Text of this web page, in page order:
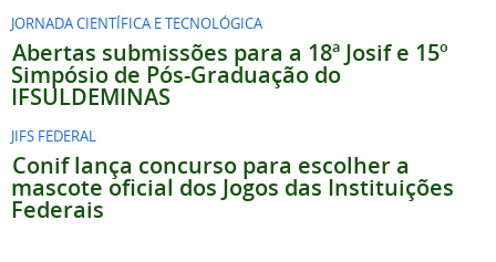
JORNADA CIENTÍFICA E TECNOLÓGICA
Abertas submissões para a 18ª Josif e 15º
Simpósio de Pós-Graduação do
IFSULDEMINAS
JIFS FEDERAL
Conif lança concurso para escolher a
mascote oficial dos Jogos das Instituições
Federais